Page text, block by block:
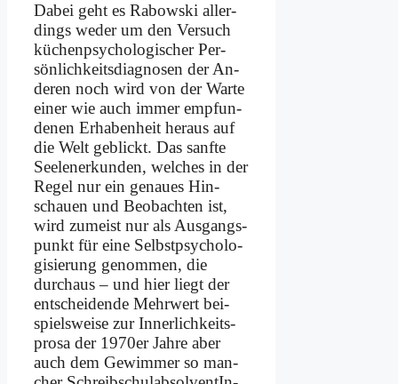
Da­bei geht es Ra­bow­ski al­ler­
dings we­der um den Ver­such
kü­chen­psy­cho­lo­gi­scher Per­
sön­lich­keits­dia­gno­sen der An­
de­ren noch wird von der War­te
ei­ner wie auch im­mer emp­fun­
de­nen Er­ha­ben­heit her­aus auf
die Welt ge­blickt. Das sanf­te
See­l­e­ner­kun­den, wel­ches in der
Re­gel nur ein ge­nau­es Hin­
schau­en und Be­ob­ach­ten ist,
wird zu­meist nur als Aus­gangs­
punkt für ei­ne Selbst­psy­cho­lo­
gi­sie­rung ge­nom­men, die
durch­aus – und hier liegt der
ent­schei­den­de Mehr­wert bei­
spiels­wei­se zur In­ner­lich­keits­
pro­sa der 1970er Jah­re aber
auch dem Ge­wim­mer so man­